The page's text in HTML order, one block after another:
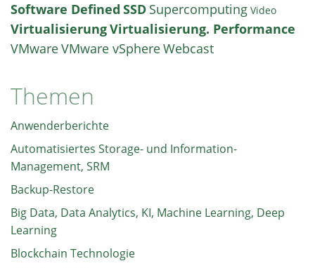
Software Defined SSD Supercomputing Video
VirtualisierungVirtualisierung. Performance
VMwareVMware vSphereWebcast
Themen
Anwenderberichte
Automatisiertes Storage- und Information-
Management, SRM
Backup-Restore
Big Data, Data Analytics, KI, Machine Learning, Deep
Learning
Blockchain Technologie